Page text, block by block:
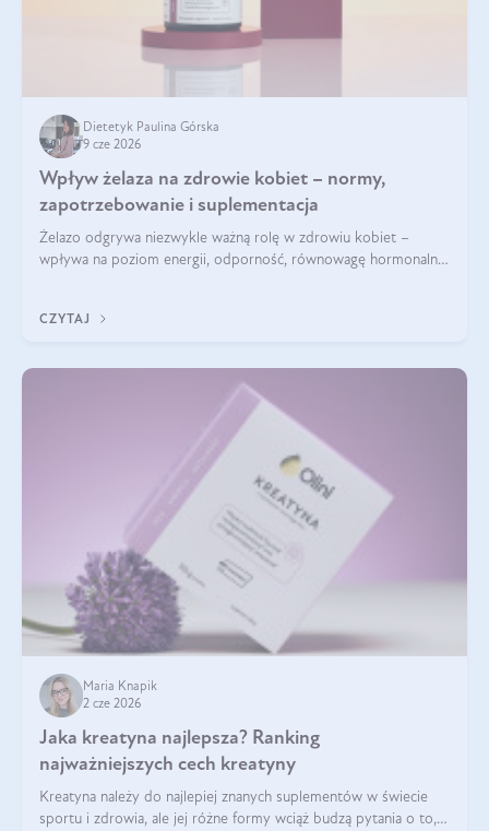
Dietetyk Paulina Górska
9 cze 2026
Wpływ żelaza na zdrowie kobiet – normy,
zapotrzebowanie i suplementacja
Żelazo odgrywa niezwykle ważną rolę w zdrowiu kobiet –
wpływa na poziom energii, odporność, równowagę hormonalną
zawrotów głowy czy problemów z
CZYTAJ
Maria Knapik
2 cze 2026
Jaka kreatyna najlepsza? Ranking
najważniejszych cech kreatyny
Kreatyna należy do najlepiej znanych suplementów w świecie
sportu i zdrowia, ale jej różne formy wciąż budzą pytania o to,